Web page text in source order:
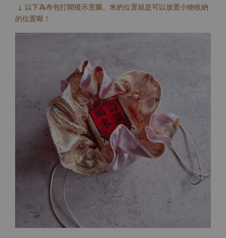
↓ 以下為布包打開後示意圖。米的位置就是可以放置小物收納
的位置喔！